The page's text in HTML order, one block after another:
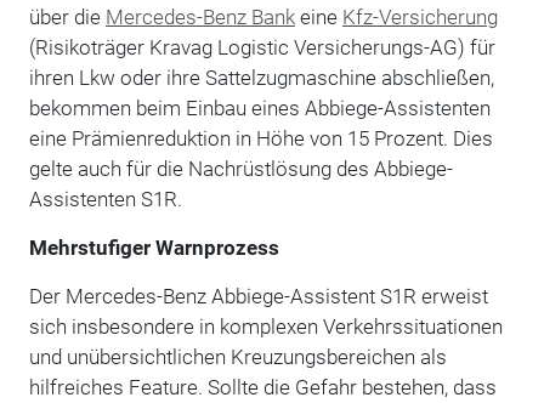
über die Mercedes-Benz Bankeine Kfz-Versicherung
(Risikoträger Kravag Logistic Versicherungs-AG) für
ihren Lkw oder ihre Sattelzugmaschine abschließen,
bekommen beim Einbau eines Abbiege-Assistenten
eine Prämienreduktion in Höhe von 15 Prozent. Dies
gelte auch für die Nachrüstlösung des Abbiege-
Assistenten S1R.
Mehrstufiger Warnprozess
Der Mercedes-Benz Abbiege-Assistent S1R erweist
sich insbesondere in komplexen Verkehrssituationen
und unübersichtlichen Kreuzungs­bereichen als
hilfreiches Feature. Sollte die Gefahr bestehen, dass